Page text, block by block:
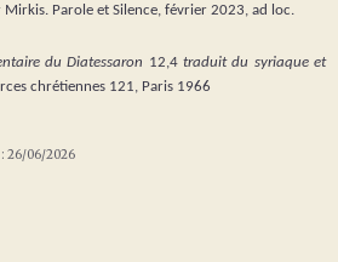
Parole et Silence, février 2023, ad loc.
du Diatessaron 12,4traduit du syriaque et
chrétiennes 121, Paris 1966
: 26/06/2026